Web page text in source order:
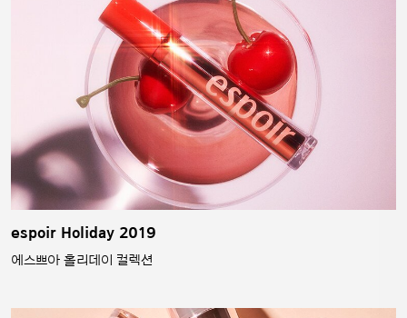
espoir Holiday 2019
에스쁘아 홀리데이 컬렉션